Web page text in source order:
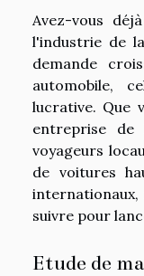
Avez-vous
l'industrie de
demande
automobile,
lucrative. Que
entreprise
voyageurs
de voitures
suivre pour
Etude de